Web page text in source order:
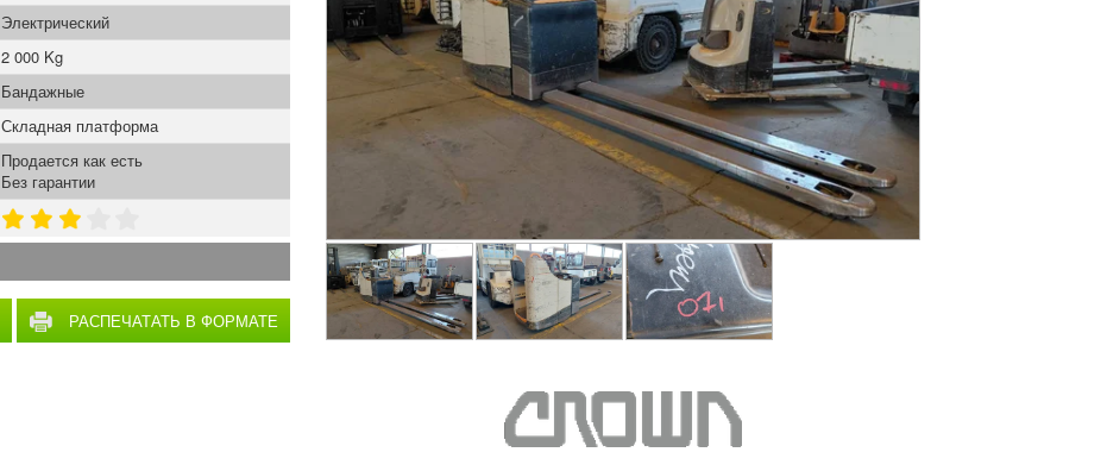
РАСПЕЧАТАТЬ В ФОРМАТЕ
Электрический
2 000 Kg
Бандажные
Складная платформа
Продается как есть
Без гарантии